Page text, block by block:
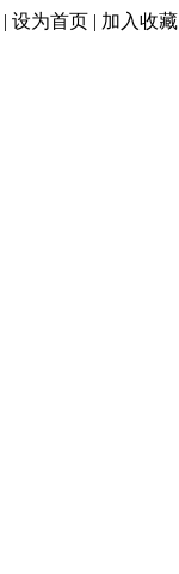
| 设为首页 | 加入收藏